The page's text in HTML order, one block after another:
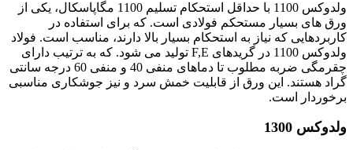
ولدوکس 1100 با حداقل استحکام تسلیم 1100 مگاپاسکال، یکی از
ورق های بسیار مستحکم فولادی است. که برای استفاده در
کاربردهایی که نیاز به استحکام بسیار بالا دارند، مناسب است. فولاد
ولدوکس 1100 در گریدهای F,E تولید می شود. که به ترتیب دارای
چقرمگی ضربه مطلوب تا دماهای منفی 40 و منفی 60 درجه سانتی
گراد هستند. این ورق از قابلیت خمش سرد و نیز جوشکاری مناسبی
برخوردار است.
ولدوکس 1300